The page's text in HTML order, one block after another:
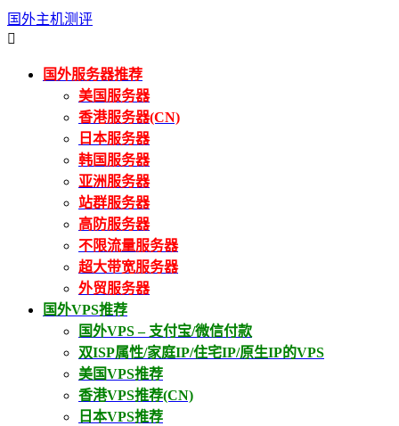
国外主机测评

国外服务器推荐
美国服务器
香港服务器(CN)
日本服务器
韩国服务器
亚洲服务器
站群服务器
高防服务器
不限流量服务器
超大带宽服务器
外贸服务器
国外VPS推荐
国外VPS – 支付宝/微信付款
双ISP属性/家庭IP/住宅IP/原生IP的VPS
美国VPS推荐
香港VPS推荐(CN)
日本VPS推荐